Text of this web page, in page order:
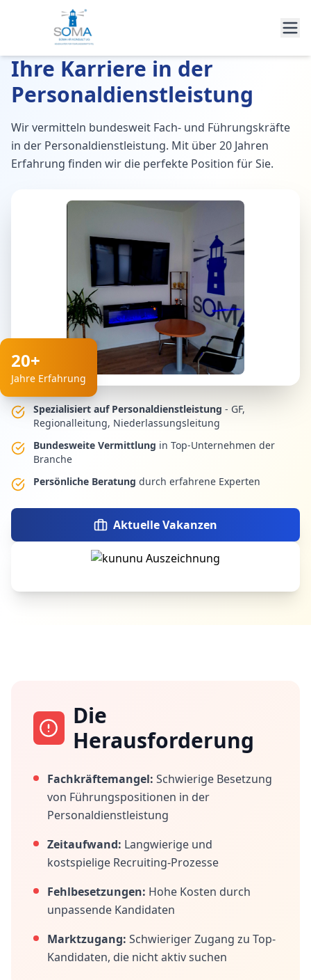
Ihre Karriere in der
Personaldienstleistung
Wir vermitteln bundesweit Fach- und Führungskräfte
in der Personaldienstleistung. Mit über 20 Jahren
Erfahrung finden wir die perfekte Position für Sie.
20+
Jahre Erfahrung
Spezialisiert auf Personaldienstleistung - GF,
Regionalleitung, Niederlassungsleitung
Bundesweite Vermittlung in Top-Unternehmen der
Branche
Persönliche Beratung durch erfahrene Experten
Aktuelle Vakanzen
Die
Herausforderung
Fachkräftemangel: Schwierige Besetzung
von Führungspositionen in der
Personaldienstleistung
Zeitaufwand: Langwierige und
kostspielige Recruiting-Prozesse
Fehlbesetzungen: Hohe Kosten durch
unpassende Kandidaten
Marktzugang: Schwieriger Zugang zu Top-
Kandidaten, die nicht aktiv suchen